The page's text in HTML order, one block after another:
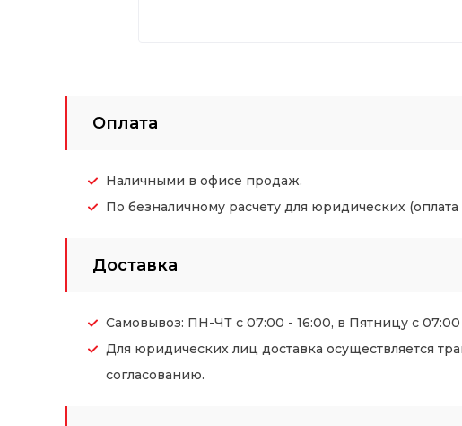
Оплата
Наличными в офисе продаж.
По безналичному расчету для юридических (оплата
Доставка
Самовывоз: ПН-ЧТ с 07:00 - 16:00, в Пятницу с 07:00
Для юридических лиц доставка осуществляется
согласованию.